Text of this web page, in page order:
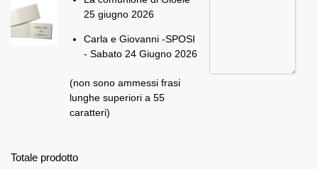
25 giugno 2026
Carla e Giovanni -SPOSI
- Sabato 24 Giugno 2026
(non sono ammessi frasi
lunghe superiori a 55
caratteri)
Totale prodotto